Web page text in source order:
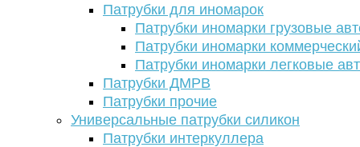
Патрубки для иномарок
Патрубки иномарки грузовые
Патрубки иномарки
Патрубки иномарки легковые
Патрубки ДМРВ
Патрубки прочие
Универсальные патрубки силикон
Патрубки интеркуллера